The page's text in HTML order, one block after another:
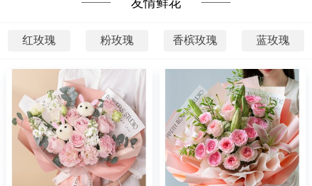
红玫瑰 粉玫瑰 香槟玫瑰 蓝玫瑰